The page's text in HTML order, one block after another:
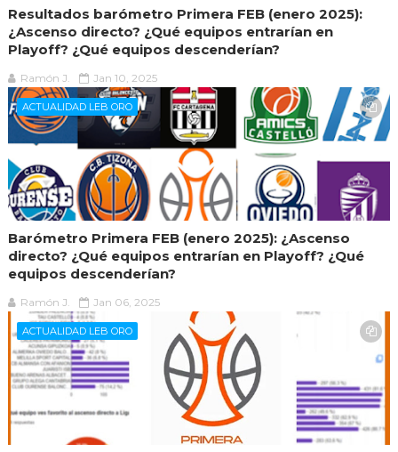
Resultados barómetro Primera FEB (enero 2025):
¿Ascenso directo? ¿Qué equipos entrarían en
Playoff? ¿Qué equipos descenderían?
Ramón J. Jan 10, 2025
ACTUALIDAD LEB ORO
Barómetro Primera FEB (enero 2025): ¿Ascenso
directo? ¿Qué equipos entrarían en Playoff? ¿Qué
equipos descenderían?
Ramón J. Jan 06, 2025
ACTUALIDAD LEB ORO